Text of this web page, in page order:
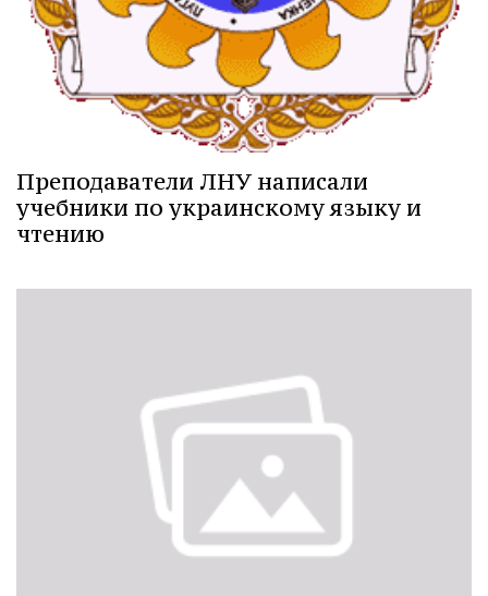
Преподаватели ЛНУ написали
учебники по украинскому языку и
чтению